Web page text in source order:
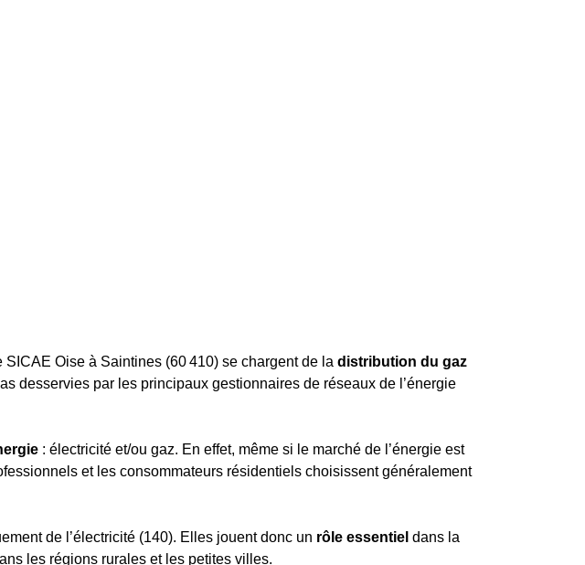
Oise à Saintines (60 410) se chargent de la distribution du gaz
desservies par les principaux gestionnaires de réseaux de l’énergie
: électricité et/ou gaz. En effet, même si le marché de l’énergie est
et les consommateurs résidentiels choisissent généralement
de l’électricité (140). Elles jouent donc un rôle essentiel dans la
les régions rurales et les petites villes.